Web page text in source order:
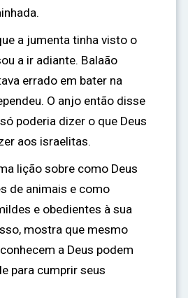
a jumenta tinha visto o
a ir adiante. Balaão
errado em bater na
O anjo então disse
poderia dizer o que Deus
aos israelitas.
lição sobre como Deus
de animais e como
e obedientes à sua
mostra que mesmo
a Deus podem
para cumprir seus